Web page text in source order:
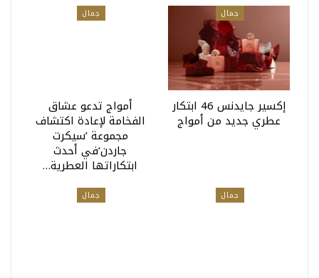
جمال
إكسير جايدنس 46 ابتكار
عطري جديد من أمواج
جمال
أمواج تدعو عشاق
الفخامة لإعادة اكتشاف
مجموعة ’سيكرت
جاردن‘في أحدث
ابتكاراتها العطرية…
جمال جمال